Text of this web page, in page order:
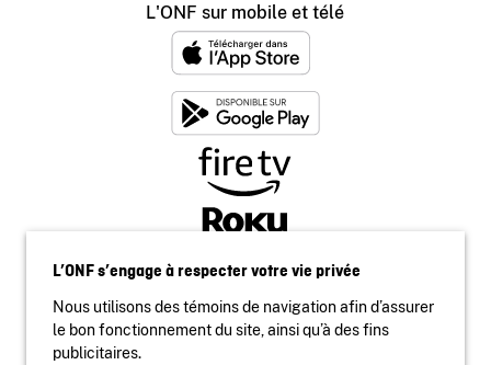
L'ONF sur mobile et télé
L’ONF s’engage à respecter votre vie privée
Nous utilisons des témoins de navigation afin d’assurer
le bon fonctionnement du site, ainsi qu’à des fins
publicitaires.